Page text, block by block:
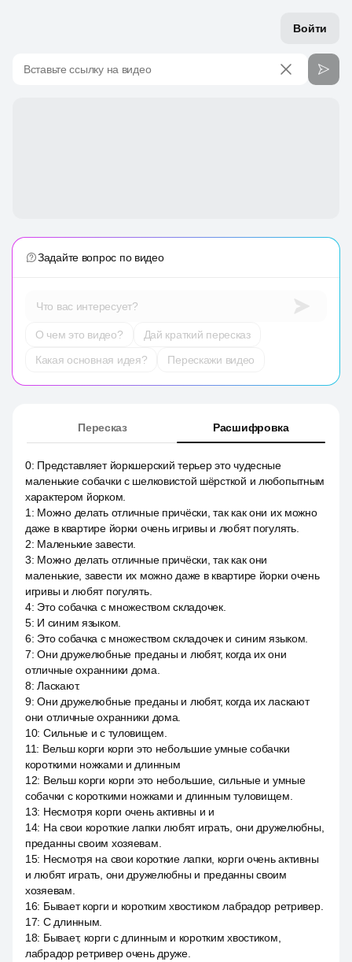
Войти
Вставьте ссылку на видео
Задайте вопрос по видео
Что вас интересует?
О чем это видео?
Дай краткий пересказ
Какая основная идея?
Перескажи видео
Пересказ Расшифровка
0: Представляет йоркшерский терьер это чудесные
маленькие собачки с шелковистой шёрсткой и любопытным
характером йорком.
1 : Можно делать отличные причёски, так как они их можно
даже в квартире йорки очень игривы и любят погулять.
2: Маленькие завести.
3: Можно делать отличные причёски, так как они
маленькие, завести их можно даже в квартире йорки очень
игривы и любят погулять.
4: Это собачка с множеством складочек.
5: И синим языком.
6: Это собачка с множеством складочек и синим языком.
7:Они дружелюбные преданы и любят, когда их они
отличные охранники дома.
8:Ласкают.
9:Они дружелюбные преданы и любят, когда их ласкают
они отличные охранники дома.
10: Сильные и с туловищем.
11: Вельш корги корги это небольшие умные собачки
короткими ножками и длинным
12: Вельш корги корги это небольшие, сильные и умные
собачки с короткими ножками и длинным туловищем.
13: Несмотря корги очень активны и и
14: На свои короткие лапки любят играть, они дружелюбны,
преданны своим хозяевам.
15: Несмотря на свои короткие лапки, корги очень активны
и любят играть, они дружелюбны и преданны своим
хозяевам.
16: Бывает корги и коротким хвостиком лабрадор ретривер.
17: С длинным.
18: Бывает, корги с длинным и коротким хвостиком,
лабрадор ретривер очень друже.